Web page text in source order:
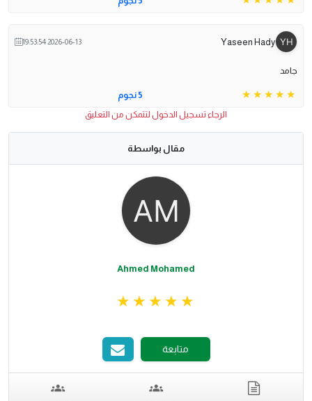
Yaseen Hady
2026-06-13 19:53:54
جامد
5 نجوم
الرجاء تسجيل الدخول لتتمكن من التعليق
مقال بواسطة
Ahmed Mohamed
متابعة